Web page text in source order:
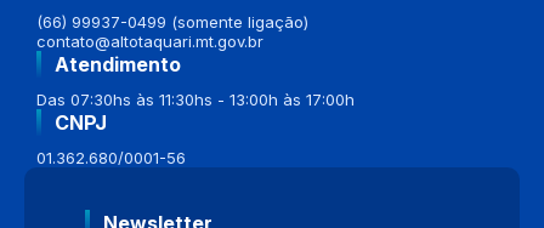
(66) 99937-0499 (somente ligação)
contato@altotaquari.mt.gov.br
Atendimento
Das 07:30hs às 11:30hs - 13:00h às 17:00h
CNPJ
01.362.680/0001-56
Newsletter